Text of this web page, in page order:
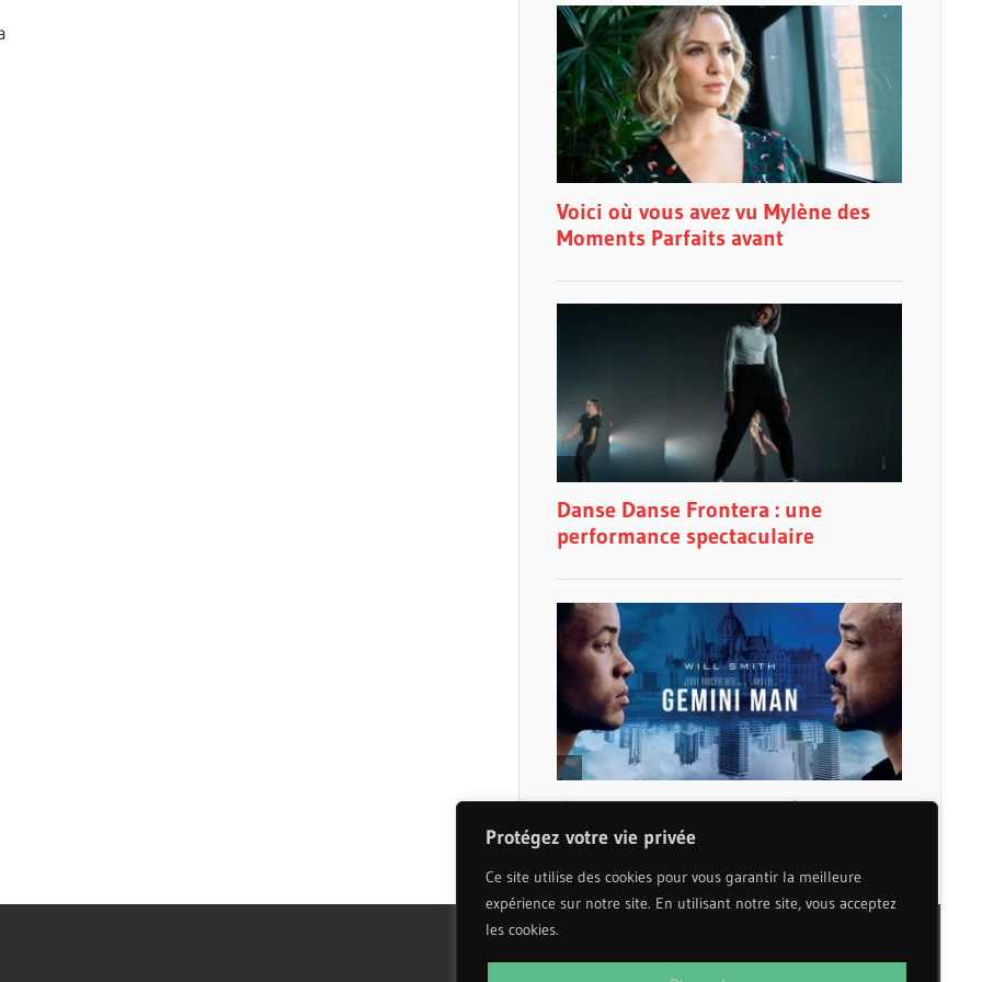
Protégez votre vie privée
Ce site utilise des cookies pour vous garantir la meilleure
expérience sur notre site. En utilisant notre site, vous acceptez
les cookies.